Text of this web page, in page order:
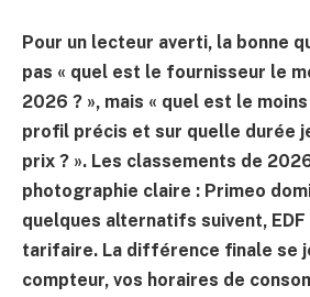
Pour un lecteur averti, la bonne
pas « quel est le fournisseur le
2026 ? », mais « quel est le
profil précis et sur quelle durée
prix ? ». Les classements de
photographie claire : Primeo
quelques alternatifs suivent,
tarifaire. La différence finale se
compteur, vos horaires de